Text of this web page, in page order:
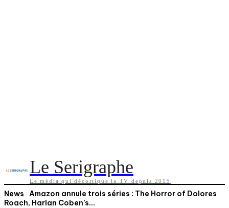
Le Serigraphe
Le média qui décortique la TV depuis 2015
News
Amazon annule trois séries : The Horror of Dolores
Roach, Harlan Coben’s...